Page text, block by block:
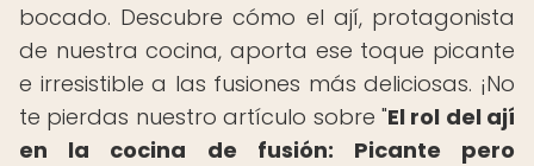
bocado. Descubre cómo el ají, protagonista
de nuestra cocina, aporta ese toque picante
e irresistible a las fusiones más deliciosas. ¡No
te pierdas nuestro artículo sobre "El rol del ají
en la cocina de fusión: Picante pero